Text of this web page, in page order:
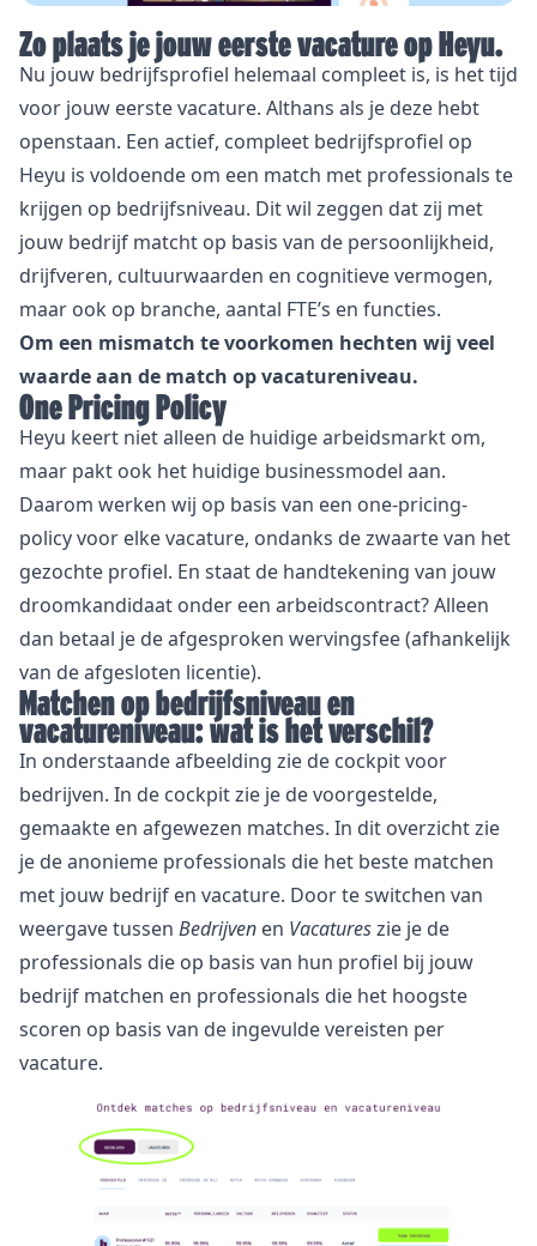
Zo plaats je jouw eerste vacature op Heyu.
Nu jouw bedrijfsprofiel helemaal compleet is, is het tijd
voor jouw eerste vacature. Althans als je deze hebt
openstaan. Een actief, compleet bedrijfsprofiel op
Heyu is voldoende om een match met professionals te
krijgen op bedrijfsniveau. Dit wil zeggen dat zij met
jouw bedrijf matcht op basis van de persoonlijkheid,
drijfveren, cultuurwaarden en cognitieve vermogen,
maar ook op branche, aantal FTE’s en functies.
Om een mismatch te voorkomen hechten wij veel
waarde aan de match op vacatureniveau.
One Pricing Policy
Heyu keert niet alleen de huidige arbeidsmarkt om,
maar pakt ook het huidige businessmodel aan.
Daarom werken wij op basis van een one-pricing-
policy voor elke vacature, ondanks de zwaarte van het
gezochte profiel. En staat de handtekening van jouw
droomkandidaat onder een arbeidscontract? Alleen
dan betaal je de afgesproken wervingsfee (afhankelijk
van de afgesloten licentie).
Matchen op bedrijfsniveau en
vacatureniveau: wat is het verschil?
In onderstaande afbeelding zie de cockpit voor
bedrijven. In de cockpit zie je de voorgestelde,
gemaakte en afgewezen matches. In dit overzicht zie
je de anonieme professionals die het beste matchen
met jouw bedrijf en vacature. Door te switchen van
weergave tussen Bedrijven en Vacatureszie je de
professionals die op basis van hun profiel bij jouw
bedrijf matchen en professionals die het hoogste
scoren op basis van de ingevulde vereisten per
vacature.